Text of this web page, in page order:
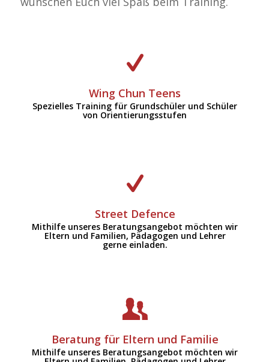
Wing Chun Teens
Spezielles Training für Grundschüler und Schüler
von Orientierungsstufen
Street Defence
Mithilfe unseres Beratungsangebot möchten wir
Eltern und Familien, Pädagogen und Lehrer
gerne einladen.
KLICK: STREET DEFENCE
Beratung für Eltern und Familie
Mithilfe unseres Beratungsangebot möchten wir
Zu unserem Beratungsangebot